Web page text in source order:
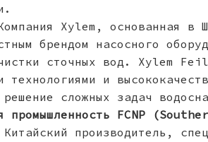
Xylem, основанная в
брендом насосного
сточных вод. Xylem
технологиями и
сложных задач
промышленность FCNP
Китайский производитель,